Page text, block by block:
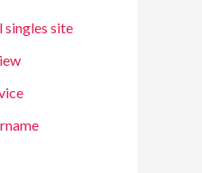
singles site